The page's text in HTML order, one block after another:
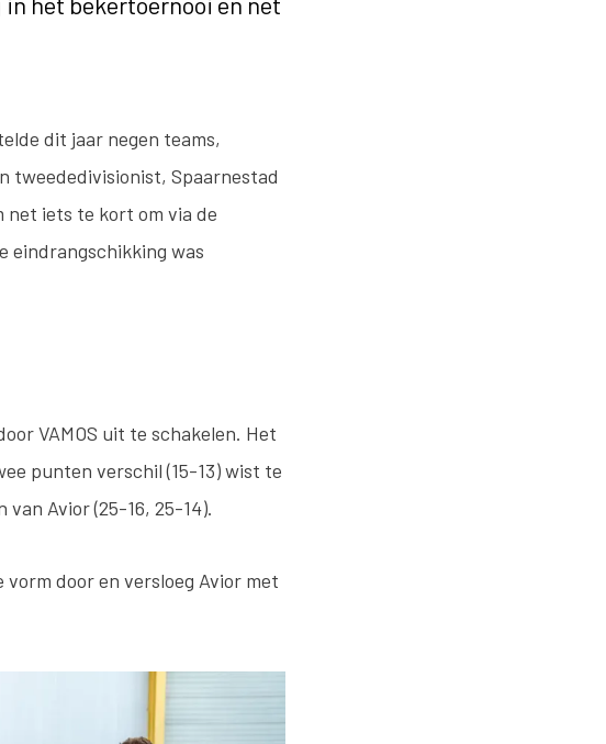
dit jaar negen teams,
tweededivisionist, Spaarnestad
net iets te kort om via de
eindrangschikking was
VAMOS uit te schakelen. Het
punten verschil (15-13) wist te
Avior (25-16, 25-14).
door en versloeg Avior met